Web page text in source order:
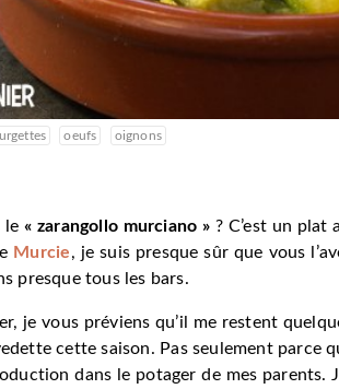
oeufs oignons
le « zarangollo murciano » ? C’est un plat
Murcie, je suis presque sûr que vous
presque tous les bars.
je vous préviens qu’il me restent
cette saison. Pas seulement parce
dans le potager de mes parents.